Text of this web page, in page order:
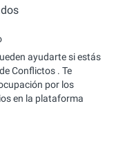
ayudarte si estás
Conflictos . Te
por los
en la plataforma